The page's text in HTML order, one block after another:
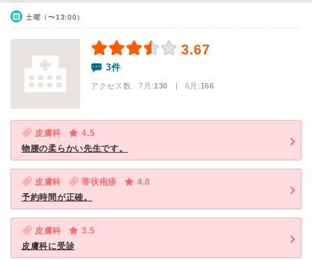
土曜（〜13:00）
3.67
3件
アクセス数 7月:130 | 6月:166
皮膚科
4.5
物腰の柔らかい先生です。
皮膚科 帯状疱疹
4.0
予約時間が正確。
皮膚科
3.5
皮膚科に受診